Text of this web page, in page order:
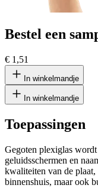
Bestel een
€ 1,51
In winkelmandje
In winkelmandje
Toepassingen
Gegoten plexiglas
geluidsschermen en
kwaliteiten van de
binnenshuis, maar ook